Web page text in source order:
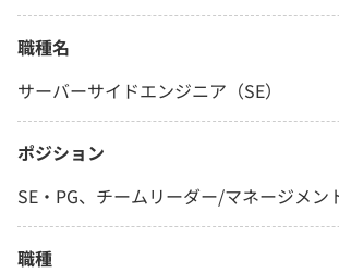
職種名
サーバーサイドエンジニア（SE）
ポジション
SE・PG、チームリーダー/マネージメン
職種